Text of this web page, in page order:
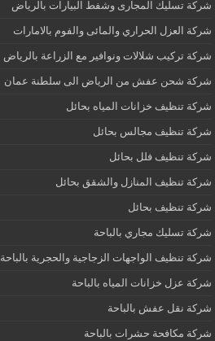
شركة تسليك المجارى وشفط البيارات بالرياض
شركة العزل الحراري والمائى والفوم بالامارات
شركة تركيب شلالات ونوافير مع الزراعة بالرياض
شركة شحن عفش من الرياض الى سلطنة عمان
شركة تنظيف خزانات المياه بحائل
شركة تنظيف مجالس بحائل
شركة تنظيف فلل بحائل
شركة تنظيف المنازل والشقق بحائل
شركة تنظيف بحائل
شركة تسليك مجاري بالباحة
شركة تنظيف الواجهات الزجاجية والحجرية بالباحة
شركة عزل خزانات المياه بالباحة
شركة نقل عفش بالباحة
شركة مكافحة حشرات بالباحة